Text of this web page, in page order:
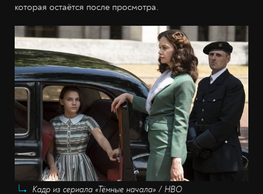
которая остаётся после просмотра.
Кадр из сериала «Тёмные начала» / HBO